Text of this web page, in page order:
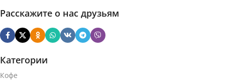
Расскажите о нас друзьям
Категории
Кофе